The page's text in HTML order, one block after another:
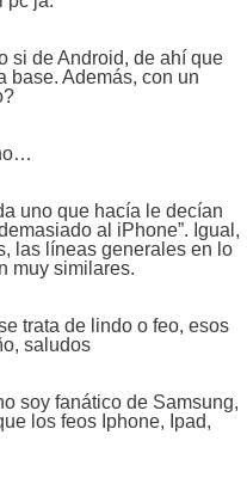
si de Android, de ahí que
base. Además, con un
uno que hacía le decían
al iPhone”. Igual,
las líneas generales en lo
muy similares.
trata de lindo o feo, esos
saludos
soy fanático de Samsung,
los feos Iphone, Ipad,